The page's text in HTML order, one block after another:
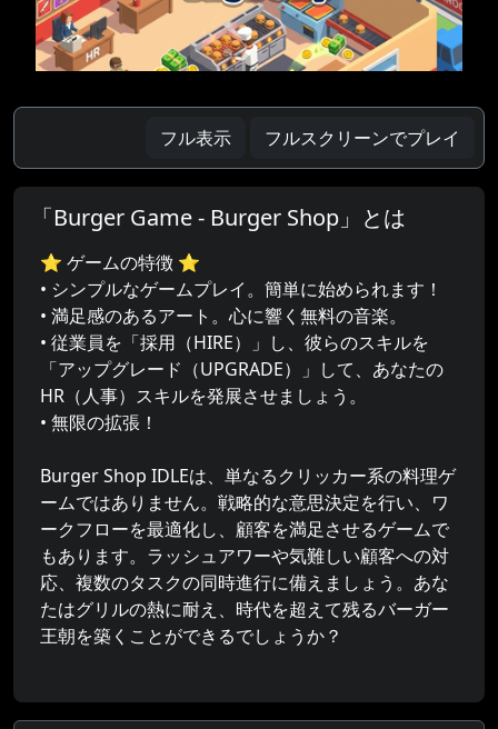
フル表示 フルスクリーンでプレイ
「Burger Game - Burger Shop」とは
⭐ ゲームの特徴 ⭐
• シンプルなゲームプレイ。簡単に始められます！
• 満足感のあるアート。心に響く無料の音楽。
• 従業員を「採用（HIRE）」し、彼らのスキルを
「アップグレード（UPGRADE）」して、あなたの
HR（人事）スキルを発展させましょう。
• 無限の拡張！
Burger Shop IDLEは、単なるクリッカー系の料理ゲ
ームではありません。戦略的な意思決定を行い、ワ
ークフローを最適化し、顧客を満足させるゲームで
もあります。ラッシュアワーや気難しい顧客への対
応、複数のタスクの同時進行に備えましょう。あな
たはグリルの熱に耐え、時代を超えて残るバーガー
王朝を築くことができるでしょうか？